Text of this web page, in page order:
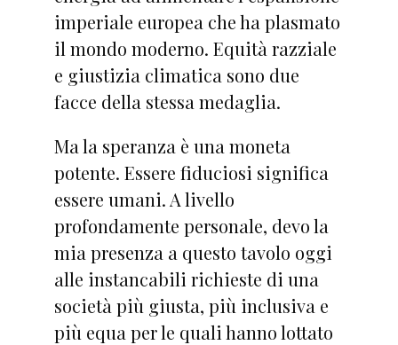
imperiale europea che ha plasmato
il mondo moderno. Equità razziale
e giustizia climatica sono due
facce della stessa medaglia.
Ma la speranza è una moneta
potente. Essere fiduciosi significa
essere umani. A livello
profondamente personale, devo la
mia presenza a questo tavolo oggi
alle instancabili richieste di una
società più giusta, più inclusiva e
più equa per le quali hanno lottato